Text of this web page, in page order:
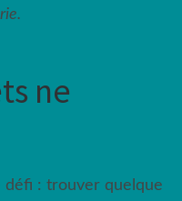
ne
défi : trouver quelque